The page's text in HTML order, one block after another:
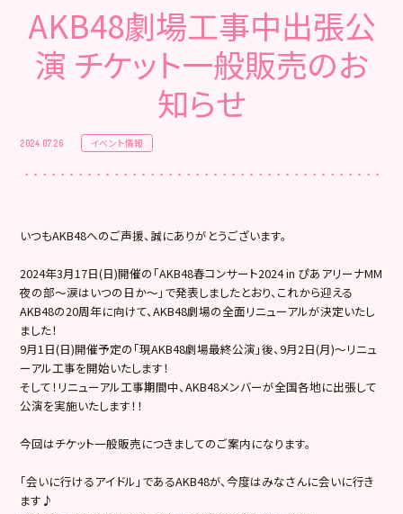
AKB48劇場工事中出張公
演 チケット一般販売のお
知らせ
2024.07.26 イベント情報
いつもAKB48へのご声援、誠にありがとうございます。
2024年3月17日(日)開催の「AKB48春コンサート2024 in ぴあアリーナMM
夜の部〜涙はいつの日か〜」で発表しましたとおり、これから迎える
AKB48の20周年に向けて、AKB48劇場の全面リニューアルが決定いたし
ました！
9月1日(日)開催予定の「現AKB48劇場最終公演」後、9月2日(月)〜リニュ
ーアル工事を開始いたします！
そして！リニューアル工事期間中、AKB48メンバーが全国各地に出張して
公演を実施いたします！！
今回はチケット一般販売につきましてのご案内になります。
「会いに行けるアイドル」であるAKB48が、今度はみなさんに会いに行き
ます♪